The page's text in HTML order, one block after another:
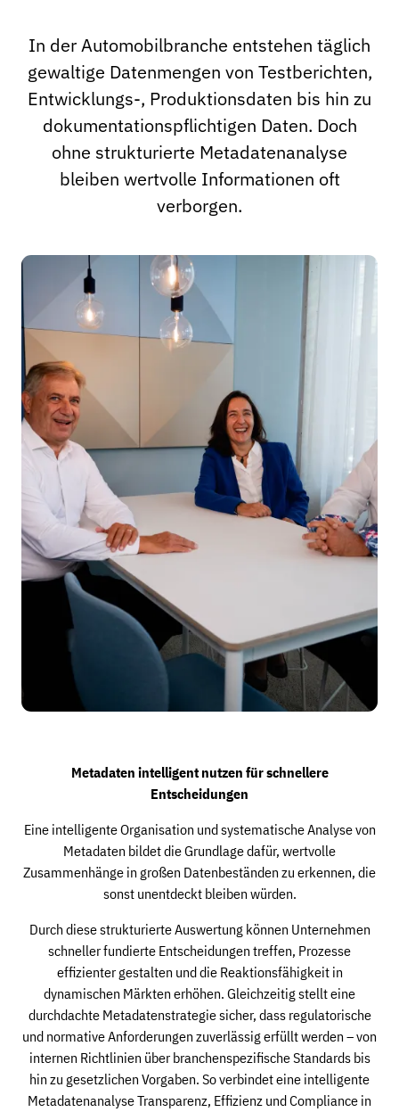
In der Automobilbranche entstehen täglich
gewaltige Datenmengen von Testberichten,
Entwicklungs-, Produktionsdaten bis hin zu
dokumentationspflichtigen Daten. Doch
ohne strukturierte Metadatenanalyse
bleiben wertvolle Informationen oft
verborgen.
Metadaten intelligent nutzen für schnellere
Entscheidungen
Eine intelligente Organisation und systematische Analyse von
Metadaten bildet die Grundlage dafür, wertvolle
Zusammenhänge in großen Datenbeständen zu erkennen, die
sonst unentdeckt bleiben würden.
Durch diese strukturierte Auswertung können Unternehmen
schneller fundierte Entscheidungen treffen, Prozesse
effizienter gestalten und die Reaktionsfähigkeit in
dynamischen Märkten erhöhen. Gleichzeitig stellt eine
durchdachte Metadatenstrategie sicher, dass regulatorische
und normative Anforderungen zuverlässig erfüllt werden – von
internen Richtlinien über branchenspezifische Standards bis
hin zu gesetzlichen Vorgaben. So verbindet eine intelligente
Metadatenanalyse Transparenz, Effizienz und Compliance in